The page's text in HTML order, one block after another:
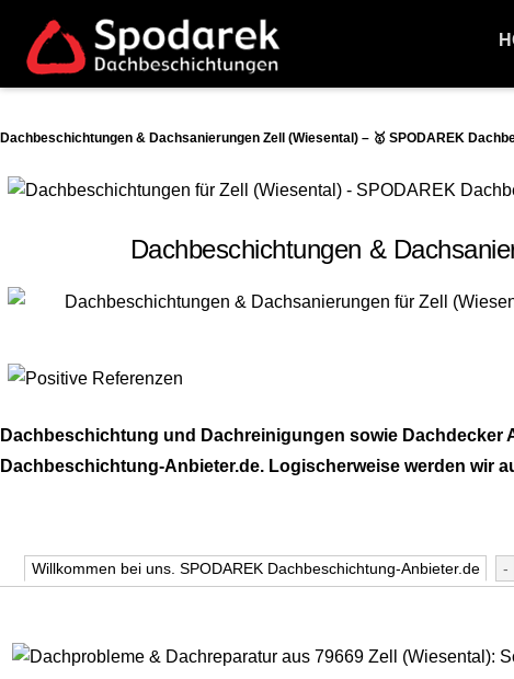
Dachbeschichtungen & Dachsanierungen Zell (Wiesental) – 🥇 SPODAREK
Dachbeschichtungen &
Dachbeschichtung und Dachreinigungen sowie Dachdecker
Dachbeschichtung-Anbieter.de. Logischerweise werden wir
Willkommen bei uns. SPODAREK Dachbeschichtung-Anbieter.de -